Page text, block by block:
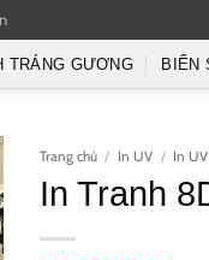
TRÁNG GƯƠNG BIỂN
Trang chủ / In UV / In
In Tranh